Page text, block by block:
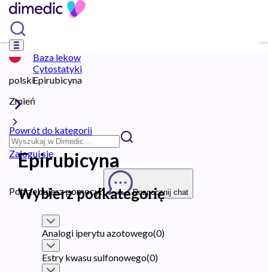
polski
Zmień
Zaloguj się
Potrzebujesz pomocy? Rozpocznij chat
Baza lekow
Cytostatyki
Epirubicyna
Powrót do kategorii
Epirubicyna
Wybierz podkategorię
Analogi iperytu azotowego(0)
Estry kwasu sulfonowego(0)